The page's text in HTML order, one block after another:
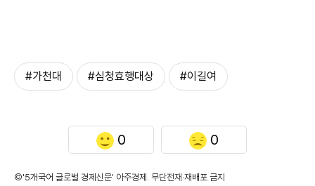
#가천대 #심청효행대상 #이길여
0 0
©'5개국어 글로벌 경제신문' 아주경제. 무단전재·재배포 금지